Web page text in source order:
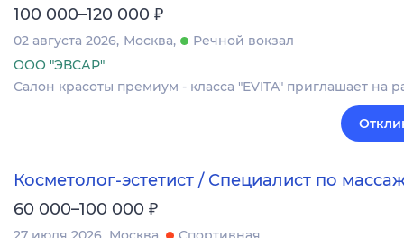
100 000–120 000 ₽
02 августа 2026 Москва
Речной вокзал
ООО "ЭВСАР"
Салон красоты премиум - класса "EVITA" приглашает на
Косметолог-эстетист / Специалист по
60 000–100 000 ₽